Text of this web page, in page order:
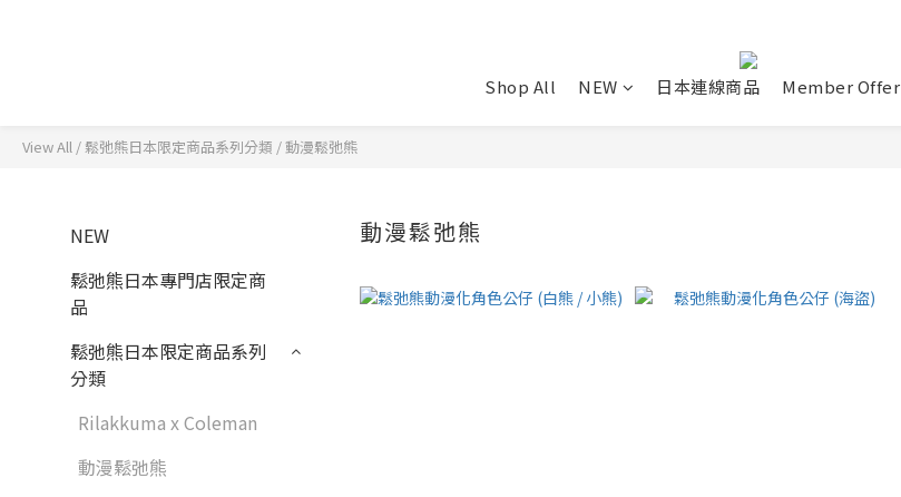
Shop All NEW 日本連線商品 Member Offer
View All /鬆弛熊日本限定商品系列分類 /動漫鬆弛熊
NEW
鬆弛熊日本專門店限定商
品
鬆弛熊日本限定商品系列
分類
Rilakkuma x Coleman
動漫鬆弛熊
動漫鬆弛熊